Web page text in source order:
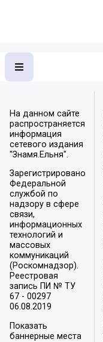
На данном сайте
распространяется
информация
сетевого издания
"Знамя.Ельня".
Зарегистрировано
Федеральной
службой по
надзору в сфере
связи,
информационных
технологий и
массовых
коммуникаций
(Роскомнадзор).
Реестровая
запись ПИ № ТУ
67 - 00297
06.08.2019
Показать
баннерные места